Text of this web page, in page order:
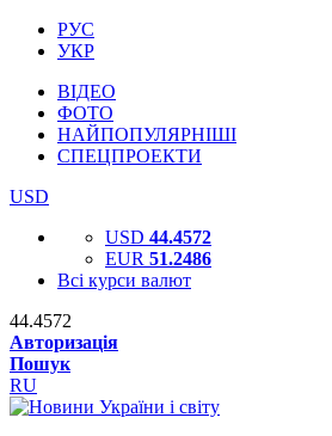
РУС
УКР
ВІДЕО
ФОТО
НАЙПОПУЛЯРНІШІ
СПЕЦПРОЕКТИ
USD
USD 44.4572
EUR 51.2486
Всі курси валют
44.4572
Авторизація
Пошук
RU